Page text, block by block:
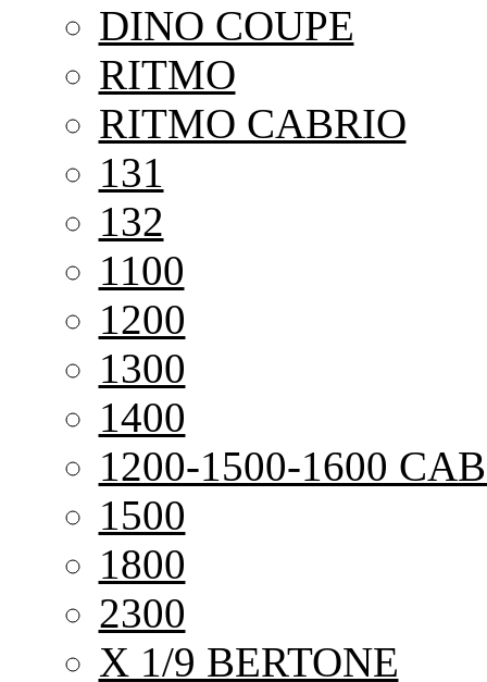
DINO COUPE
RITMO
RITMO CABRIO
131
132
1100
1200
1300
1400
1200-1500-1600
1500
1800
2300
X 1/9 BERTONE